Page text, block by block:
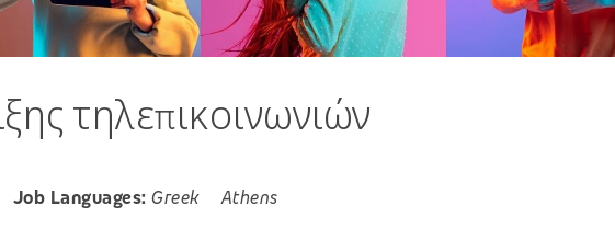
τηλεπικοινωνιών
Job Languages: Greek Athens